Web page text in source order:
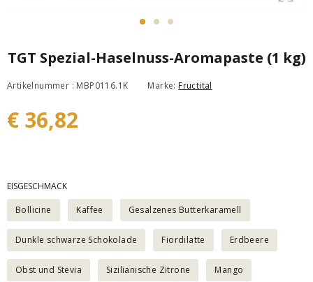
TGT Spezial-Haselnuss-Aromapaste (1 kg)
Artikelnummer : MBP0116.1K Marke: Fructital
€ 36,82
EISGESCHMACK
Bollicine
Kaffee Gesalzenes Butterkaramell
Dunkle schwarze Schokolade Fiordilatte Erdbeere
Obst und Stevia Sizilianische Zitrone Mango